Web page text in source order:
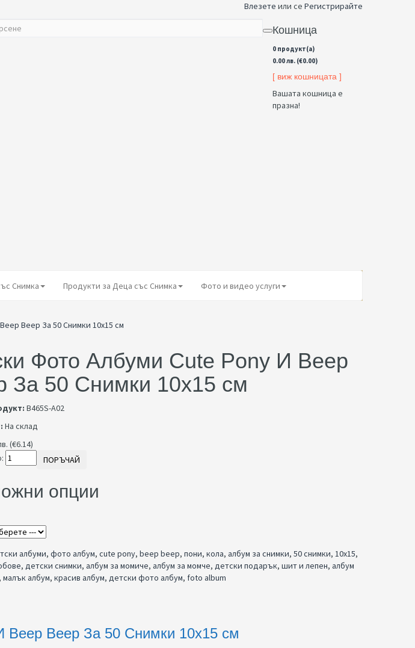
Влезете или се Регистрирайте
Кошница
0 продукт(а)
0.00 лв. (€0.00)
[ виж кошницата ]
Вашата кошница е
празна!
Снимка Продукти за Деца със Снимка Фото и видео услуги
Beep За 50 Снимки 10x15 см
Фото Албуми Cute Pony И Beep
За 50 Снимки 10x15 см
B465S-A02
На склад
(€6.14)
ПОРЪЧАЙ
опции
албуми, фото албум, cute pony, beep beep, пони, кола, албум за снимки, 50 снимки, 10x15,
, детски снимки, албум за момиче, албум за момче, детски подарък, шит и лепен, албум
, малък албум, красив албум, детски фото албум, foto album
Beep Beep За 50 Снимки 10x15 см